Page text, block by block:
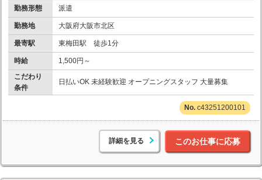
勤務形態 派遣
勤務地 大阪府大阪市北区
最寄駅 東梅田駅 徒歩1分
時給
1,500円～
こだわり
条件
日払いOK 未経験歓迎 オープニングスタッフ 大量募集
c43251200101
詳細を見る このお仕事に応募